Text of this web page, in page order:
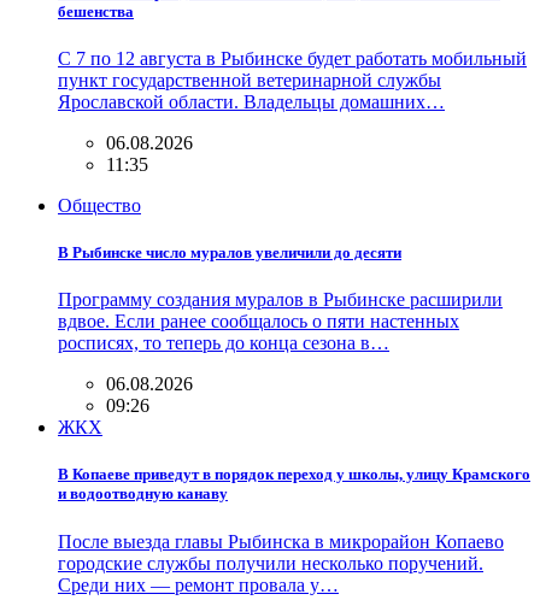
бешенства
С 7 по 12 августа в Рыбинске будет работать мобильный
пункт государственной ветеринарной службы
Ярославской области. Владельцы домашних…
06.08.2026
11:35
Общество
В Рыбинске число муралов увеличили до десяти
Программу создания муралов в Рыбинске расширили
вдвое. Если ранее сообщалось о пяти настенных
росписях, то теперь до конца сезона в…
06.08.2026
09:26
ЖКХ
В Копаеве приведут в порядок переход у школы, улицу Крамского
и водоотводную канаву
После выезда главы Рыбинска в микрорайон Копаево
городские службы получили несколько поручений.
Среди них — ремонт провала у…